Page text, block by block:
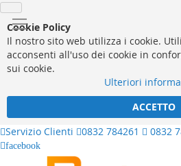
Cookie Policy
Il nostro sito web utilizza i cookie.
acconsenti all'uso dei cookie in
sui cookie.
Ulteriori
ACCETTO
Servizio Clienti
0832 784261 0832
facebook